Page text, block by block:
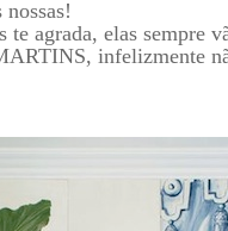
agrada, elas sempre
infelizmente